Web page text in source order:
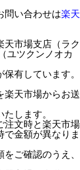
問い合わせは楽天
天市場支店（ラク
ユツクンノオカ
有しています。
楽天市場からお送
します。
注文時と楽天市場
金額が異なりま
ご確認のうえ、